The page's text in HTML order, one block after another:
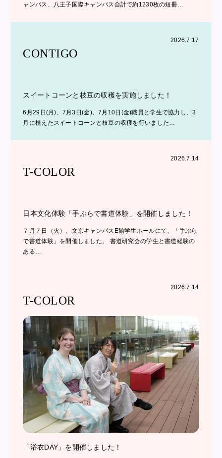
ャンパス、八王子国際キャンパス合計で約1230枚の短冊…
2026.7.17
CONTIGO
スイートコーンと枝豆の収穫を実施しました！
6月29日(月)、7月3日(金)、7月10日(金)職員と学生で協力し、3
月に植えたスイートコーンと枝豆の収穫を行いました…
2026.7.14
T-COLOR
日本文化体験「手ぶらで書道体験」を開催しました！
７月７日（火）、文京キャンパスE館学生ホールにて、「手ぶら
で書道体験」を開催しました。 書道研究会の学生と書道経験の
ある…
2026.7.14
T-COLOR
「浴衣DAY」を開催しました！